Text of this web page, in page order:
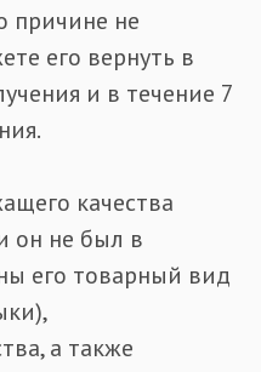
причине не
его вернуть в
и в течение 7
качества
он не был в
его товарный вид
а также